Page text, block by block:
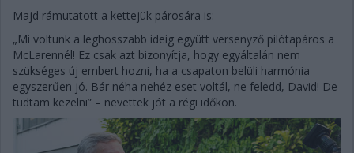
Majd rámutatott a kettejük párosára is:
„Mi voltunk a leghosszabb ideig együtt versenyző pilótapáros a
McLarennél! Ez csak azt bizonyítja, hogy egyáltalán nem
szükséges új embert hozni, ha a csapaton belüli harmónia
egyszerűen jó. Bár néha nehéz eset voltál, ne feledd, David! De
tudtam kezelni” – nevettek jót a régi időkön.